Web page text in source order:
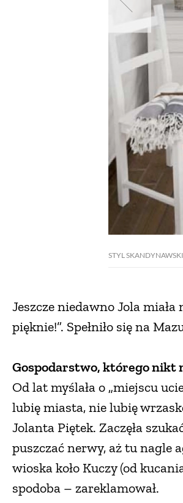
STYL
Jeszcze niedawno Jola
pięknie!”. Spełniło się na
Gospodarstwo, którego nikt
Od lat myślała o „miejscu
lubię miasta, nie lubię
Jolanta Piętek. Zaczęła
puszczać nerwy, aż tu nagle
wioska koło Kuczy (od
spodoba – zareklamował.